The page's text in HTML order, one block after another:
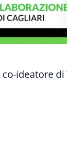
ideatore